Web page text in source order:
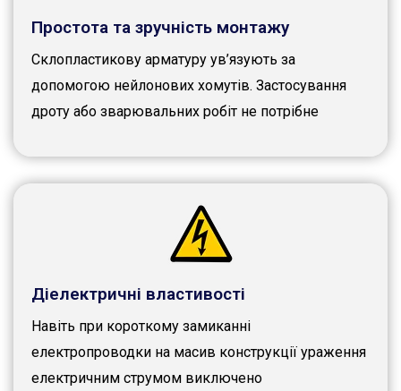
Простота та зручність монтажу
Склопластикову арматуру ув’язують за
допомогою нейлонових хомутів. Застосування
дроту або зварювальних робіт не потрібне
Діелектричні властивості
Навіть при короткому замиканні
електропроводки на масив конструкції ураження
електричним струмом виключено